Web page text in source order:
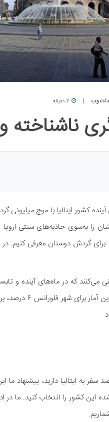
دات وب 2 دقیقه
کشور ایتالیا با موج میلیونی
را به‌سوی جاذبه‌های سنتی اروپا
گردش دوستان معرفی کنیم.
سفر به ایتالیا دارید،
این کشور را انتخاب کنید. ما در